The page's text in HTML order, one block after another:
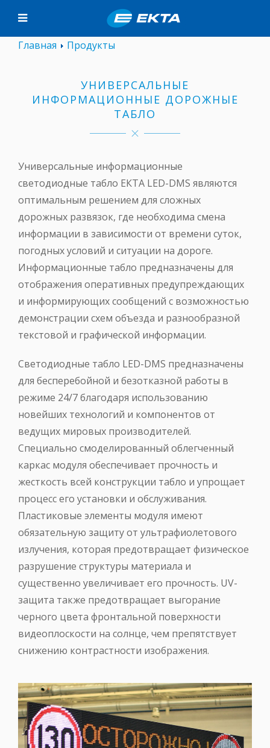
Главная Продукты
УНИВЕРСАЛЬНЫЕ
ИНФОРМАЦИОННЫЕ ДОРОЖНЫЕ
ТАБЛО
Универсальные информационные
светодиодные табло ЕКТА LED-DMS являются
оптимальным решением для сложных
дорожных развязок, где необходима смена
информации в зависимости от времени суток,
погодных условий и ситуации на дороге.
Информационные табло предназначены для
отображения оперативных предупреждающих
и информирующих сообщений с возможностью
демонстрации схем объезда и разнообразной
текстовой и графической информации.
Светодиодные табло LED-DMS предназначены
для бесперебойной и безотказной работы в
режиме 24/7 благодаря использованию
новейших технологий и компонентов от
ведущих мировых производителей.
Специально смоделированный облегченный
каркас модуля обеспечивает прочность и
жесткость всей конструкции табло и упрощает
процесс его установки и обслуживания.
Пластиковые элементы модуля имеют
обязательную защиту от ультрафиолетового
излучения, которая предотвращает физическое
разрушение структуры материала и
существенно увеличивает его прочность. UV-
защита также предотвращает выгорание
черного цвета фронтальной поверхности
видеоплоскости на солнце, чем препятствует
снижению контрастности изображения.